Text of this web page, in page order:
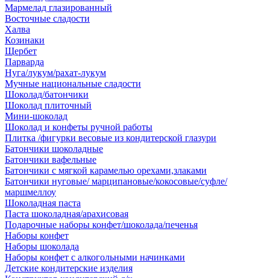
Мармелад глазированный
Восточные сладости
Халва
Козинаки
Щербет
Парварда
Нуга/лукум/рахат-лукум
Мучные национальные сладости
Шоколад/батончики
Шоколад плиточный
Мини-шоколад
Шоколад и конфеты ручной работы
Плитка /фигурки весовые из кондитерской глазури
Батончики шоколадные
Батончики вафельные
Батончики с мягкой карамелью орехами,злаками
Батончики нуговые/ марципановые/кокосовые/суфле/
маршмеллоу
Шоколадная паста
Паста шоколадная/арахисовая
Подарочные наборы конфет/шоколада/печенья
Наборы конфет
Наборы шоколада
Наборы конфет с алкогольными начинками
Детские кондитерские изделия